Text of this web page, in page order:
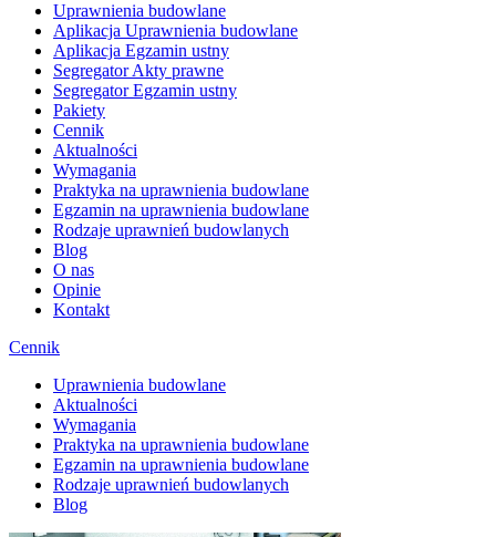
Uprawnienia budowlane
Aplikacja Uprawnienia budowlane
Aplikacja Egzamin ustny
Segregator Akty prawne
Segregator Egzamin ustny
Pakiety
Cennik
Aktualności
Wymagania
Praktyka na uprawnienia budowlane
Egzamin na uprawnienia budowlane
Rodzaje uprawnień budowlanych
Blog
O nas
Opinie
Kontakt
Cennik
Uprawnienia budowlane
Aktualności
Wymagania
Praktyka na uprawnienia budowlane
Egzamin na uprawnienia budowlane
Rodzaje uprawnień budowlanych
Blog